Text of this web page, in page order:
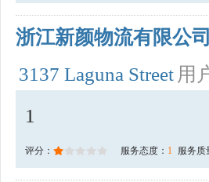
浙江新颜物流有限公司
3137 Laguna Street 用
1
评分： 服务态度： 1 服务质